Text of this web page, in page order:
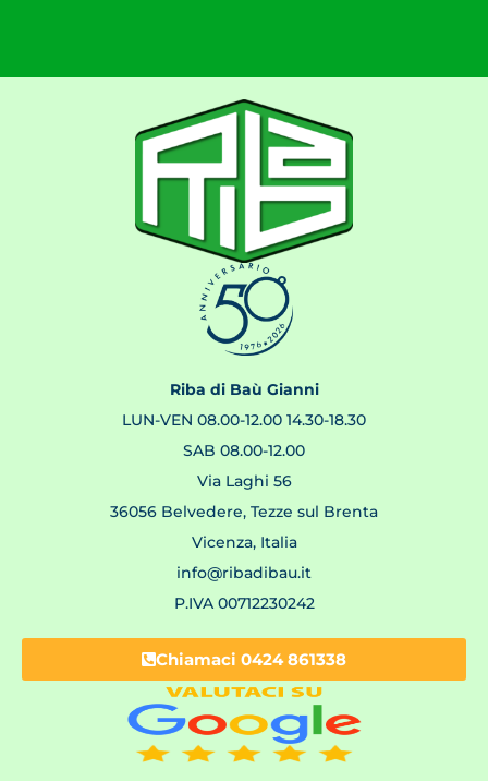
Riba di Baù Gianni
LUN-VEN 08.00-12.00 14.30-18.30
SAB 08.00-12.00
Via Laghi 56
36056 Belvedere, Tezze sul Brenta
Vicenza, Italia
info@ribadibau.it
P.IVA 00712230242
Chiamaci 0424 861338